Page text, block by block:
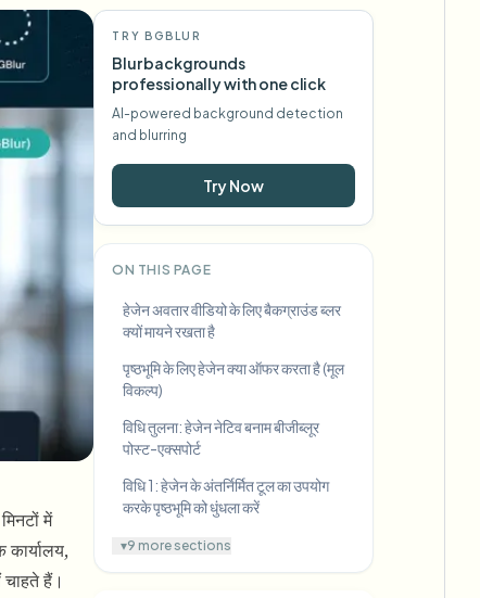
में
कार्यालय,
हैं।
TRY BGBLUR
Blur backgrounds
professionally with one click
AI-powered background detection
and blurring
Try Now
ON THIS PAGE
हेजेन अवतार वीडियो के लिए बैकग्राउंड ब्लर
क्यों मायने रखता है
पृष्ठभूमि के लिए हेजेन क्या ऑफर करता है (मूल
विकल्प)
विधि तुलना: हेजेन नेटिव बनाम बीजीब्लूर
पोस्ट-एक्सपोर्ट
विधि 1: हेजेन के अंतर्निर्मित टूल का उपयोग
करके पृष्ठभूमि को धुंधला करें
▾9 more sections